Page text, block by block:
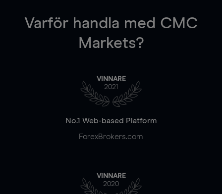
Varför handla med CMC
Markets?
VINNARE
2021
No.1 Web-based Platform
ForexBrokers.com
VINNARE
2020